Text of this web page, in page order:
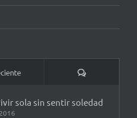
Comentarios
sola sin sentir soledad